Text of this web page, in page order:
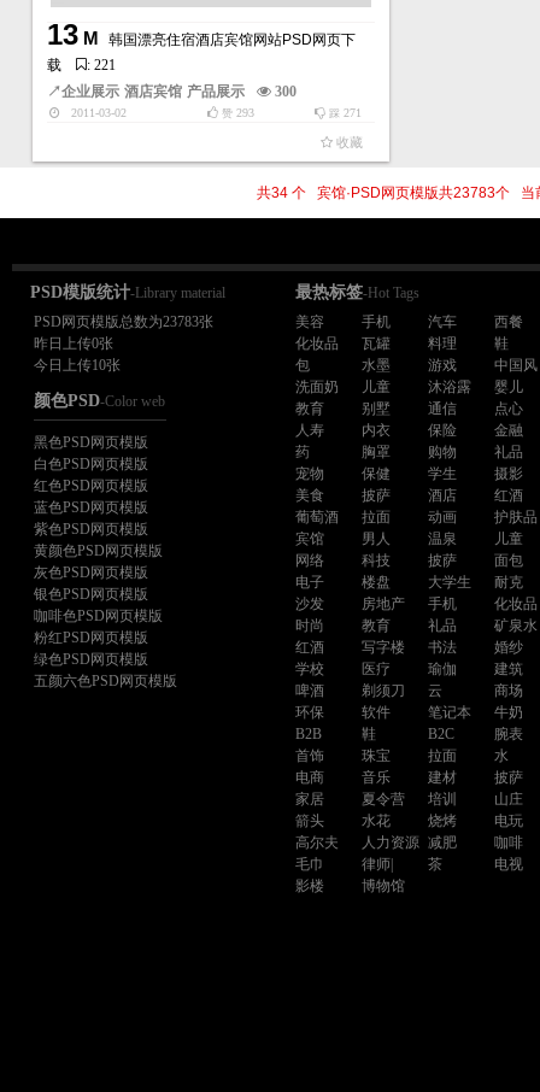
13M
韩国漂亮住宿酒店宾馆网站PSD网页下
载
: 221
↗企业展示 酒店宾馆 产品展示 300
2011-03-02 踩 271
赞293
收藏
共34 个 宾馆·PSD网页模版共23783个
PSD模版统计-Library material
PSD网页模版总数为23783张
昨日上传0张
今日上传10张
颜色PSD-Color web
黑色PSD网页模版
白色PSD网页模版
红色PSD网页模版
蓝色PSD网页模版
紫色PSD网页模版
黄颜色PSD网页模版
灰色PSD网页模版
银色PSD网页模版
咖啡色PSD网页模版
粉红PSD网页模版
绿色PSD网页模版
五颜六色PSD网页模版
最热标签-Hot Tags
美容
手机 汽车
西餐
化妆品
瓦罐 料理
鞋
包
水墨 游戏
中国风
洗面奶
儿童 沐浴露
婴儿
教育
别墅 通信
点心
人寿
内衣 保险
金融
药
胸罩 购物
礼品
宠物
保健 学生
摄影
美食
披萨 酒店
红酒
葡萄酒
拉面 动画
护肤品
宾馆
男人 温泉
儿童
网络
科技 披萨
面包
电子
楼盘 大学生
耐克
沙发
房地产 手机
化妆品
时尚
教育 礼品
矿泉水
红酒
写字楼 书法
婚纱
学校
医疗 瑜伽
建筑
啤酒
剃须刀 云
商场
环保
软件 笔记本
牛奶
B2B
鞋 B2C
腕表
首饰
珠宝 拉面
水
电商
音乐 建材
披萨
家居
夏令营 培训
山庄
箭头
水花 烧烤
电玩
高尔夫
人力资源 减肥
咖啡
毛巾
律师| 茶
电视
影楼
博物馆